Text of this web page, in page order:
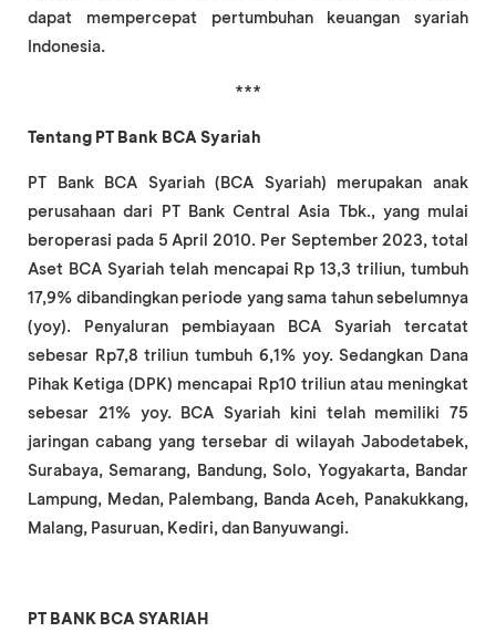
dapat mempercepat pertumbuhan keuangan syariah
Indonesia.
***
Tentang PT Bank BCA Syariah
PT Bank BCA Syariah (BCA Syariah) merupakan anak
perusahaan dari PT Bank Central Asia Tbk., yang mulai
beroperasi pada 5 April 2010. Per September 2023, total
Aset BCA Syariah telah mencapai Rp 13,3 triliun, tumbuh
17,9% dibandingkan periode yang sama tahun sebelumnya
(yoy). Penyaluran pembiayaan BCA Syariah tercatat
sebesar Rp7,8 triliun tumbuh 6,1% yoy. Sedangkan Dana
Pihak Ketiga (DPK) mencapai Rp10 triliun atau meningkat
sebesar 21% yoy. BCA Syariah kini telah memiliki 75
jaringan cabang yang tersebar di wilayah Jabodetabek,
Surabaya, Semarang, Bandung, Solo, Yogyakarta, Bandar
Lampung, Medan, Palembang, Banda Aceh, Panakukkang,
Malang, Pasuruan, Kediri, dan Banyuwangi.
PT BANK BCA SYARIAH